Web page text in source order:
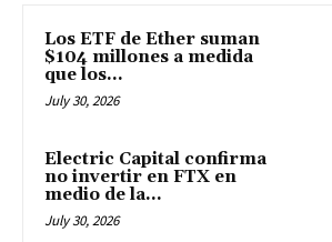
Los ETF de Ether suman
$104 millones a medida
que los...
July 30, 2026
Electric Capital confirma
no invertir en FTX en
medio de la...
July 30, 2026